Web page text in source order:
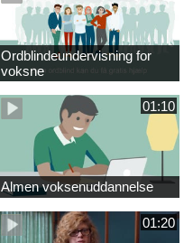
Ordblindeundervisning for
voksne
01:10
Almen voksenuddannelse
01:20